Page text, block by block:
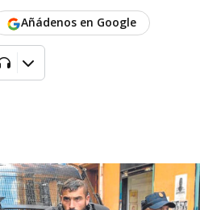
Añádenos en Google